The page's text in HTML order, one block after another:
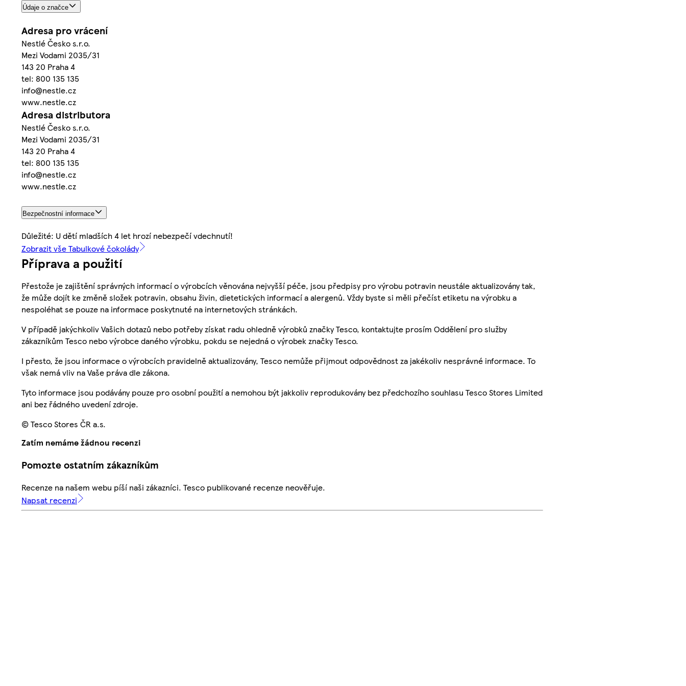
Údaje o značce
Adresa pro vrácení
Nestlé Česko s.r.o.
Mezi Vodami 2035/31
143 20 Praha 4
tel: 800 135 135
info@nestle.cz
www.nestle.cz
Adresa distributora
Nestlé Česko s.r.o.
Mezi Vodami 2035/31
143 20 Praha 4
tel: 800 135 135
info@nestle.cz
www.nestle.cz
Bezpečnostní informace
Důležité: U dětí mladších 4 let hrozí nebezpečí vdechnutí!
Zobrazit vše Tabulkové čokolády
Příprava a použití
Přestože je zajištění správných informací o výrobcích věnována nejvyšší péče, jsou předpisy pro výrobu potravin neustále aktualizovány tak,
že může dojít ke změně složek potravin, obsahu živin, dietetických informací a alergenů. Vždy byste si měli přečíst etiketu na výrobku a
nespoléhat se pouze na informace poskytnuté na internetových stránkách.
V případě jakýchkoliv Vašich dotazů nebo potřeby získat radu ohledně výrobků značky Tesco, kontaktujte prosím Oddělení pro služby
zákazníkům Tesco nebo výrobce daného výrobku, pokdu se nejedná o výrobek značky Tesco.
I přesto, že jsou informace o výrobcích pravidelně aktualizovány, Tesco nemůže přijmout odpovědnost za jakékoliv nesprávné informace. To
však nemá vliv na Vaše práva dle zákona.
Tyto informace jsou podávány pouze pro osobní použití a nemohou být jakkoliv reprodukovány bez předchozího souhlasu Tesco Stores Limited
ani bez řádného uvedení zdroje.
© Tesco Stores ČR a.s.
Zatím nemáme žádnou recenzi
Pomozte ostatním zákazníkům
Recenze na našem webu píší naši zákazníci. Tesco publikované recenze neověřuje.
Napsat recenzi